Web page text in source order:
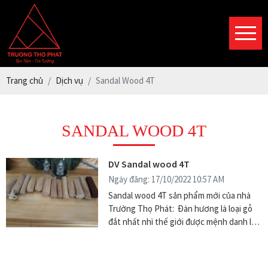
Trang chủ Dịch vụ Sandal Wood 4T
SANDAL WOOD 4T
DV Sandal wood 4T
Ngày đăng: 17/10/2022 10:57 AM
Sandal wood 4T sản phẩm mới của nhà
Trường Thọ Phát: Đàn hương là loại gỗ
đắt nhất nhì thế giới được mệnh danh là